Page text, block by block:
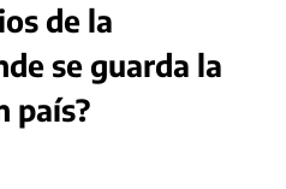
de la
se guarda la
país?